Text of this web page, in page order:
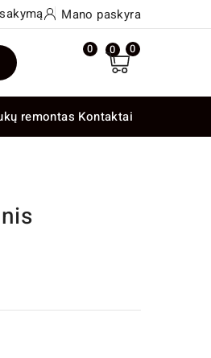
Mano paskyra
0 0 0
remontas Kontaktai